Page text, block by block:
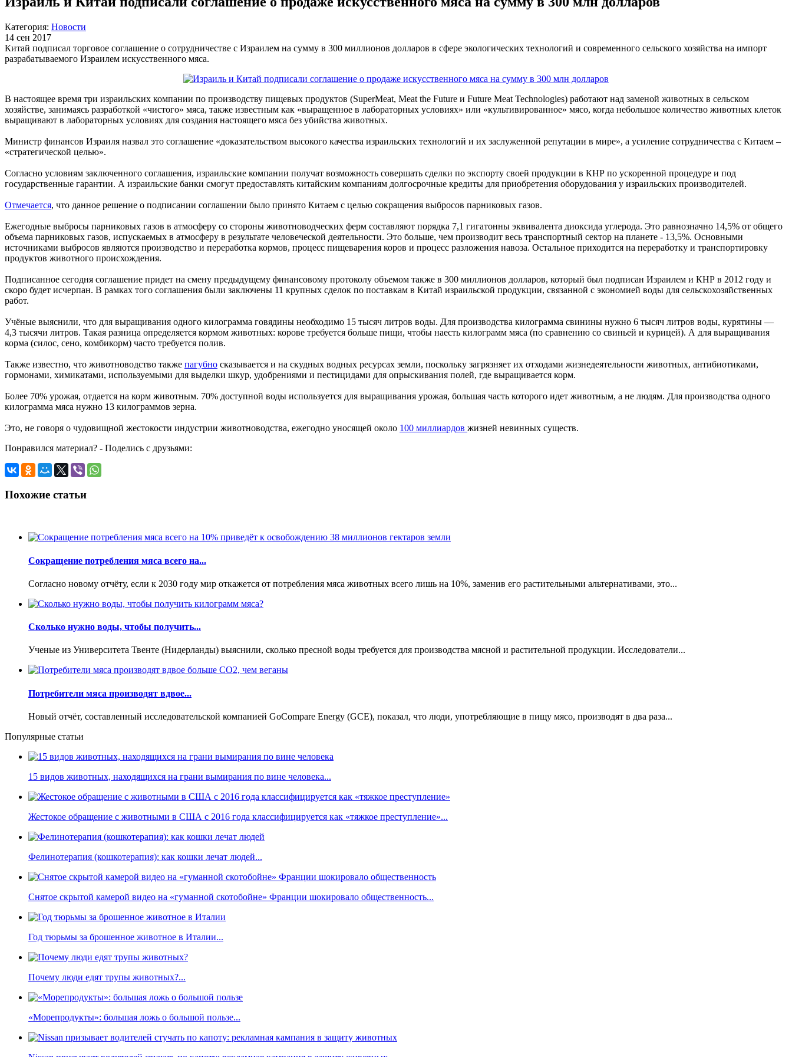
Категория: Новости
14 сен 2017
Китай подписал торговое соглашение о сотрудничестве с Израилем на сумму в 300 миллионов долларов в сфере экологических технологий и современного сельского хозяйства на импорт
разрабатываемого Израилем искусственного мяса.
В настоящее время три израильских компании по производству пищевых продуктов (SuperMeat, Meat the Future и Future Meat Technologies) работают над заменой животных в сельском
хозяйстве, занимаясь разработкой «чистого» мяса, также известным как «выращенное в лабораторных условиях» или «культивированное» мясо, когда небольшое количество животных клеток
выращивают в лабораторных условиях для создания настоящего мяса без убийства животных.
Министр финансов Израиля назвал это соглашение «доказательством высокого качества израильских технологий и их заслуженной репутации в мире», а усиление сотрудничества с Китаем –
«стратегической целью».
Согласно условиям заключенного соглашения, израильские компании получат возможность совершать сделки по экспорту своей продукции в КНР по ускоренной процедуре и под
государственные гарантии. А израильские банки смогут предоставлять китайским компаниям долгосрочные кредиты для приобретения оборудования у израильских производителей.
Отмечается, что данное решение о подписании соглашении было принято Китаем с целью сокращения выбросов парниковых газов.
Ежегодные выбросы парниковых газов в атмосферу со стороны животноводческих ферм составляют порядка 7,1 гигатонны эквивалента диоксида углерода. Это равнозначно 14,5% от общего
объема парниковых газов, испускаемых в атмосферу в результате человеческой деятельности. Это больше, чем производит весь транспортный сектор на планете - 13,5%. Основными
источниками выбросов являются производство и переработка кормов, процесс пищеварения коров и процесс разложения навоза. Остальное приходится на переработку и транспортировку
продуктов животного происхождения.
Подписанное сегодня соглашение придет на смену предыдущему финансовому протоколу объемом также в 300 миллионов долларов, который был подписан Израилем и КНР в 2012 году и
скоро будет исчерпан. В рамках того соглашения были заключены 11 крупных сделок по поставкам в Китай израильской продукции, связанной с экономией воды для сельскохозяйственных
работ.
Учёные выяснили, что для выращивания одного килограмма говядины необходимо 15 тысяч литров воды. Для производства килограмма свинины нужно 6 тысяч литров воды, курятины —
4,3 тысячи литров. Такая разница определяется кормом животных: корове требуется больше пищи, чтобы наесть килограмм мяса (по сравнению со свиньей и курицей). А для выращивания
корма (силос, сено, комбикорм) часто требуется полив.
Также известно, что животноводство также пагубно сказывается и на скудных водных ресурсах земли, поскольку загрязняет их отходами жизнедеятельности животных, антибиотиками,
гормонами, химикатами, используемыми для выделки шкур, удобрениями и пестицидами для опрыскивания полей, где выращивается корм.
Более 70% урожая, отдается на корм животным. 70% доступной воды используется для выращивания урожая, большая часть которого идет животным, а не людям. Для производства одного
килограмма мяса нужно 13 килограммов зерна.
Это, не говоря о чудовищной жестокости индустрии животноводства, ежегодно уносящей около 100 миллиардов жизней невинных существ.
Понравился материал? - Поделись с друзьями:
Похожие статьи
Сокращение потребления мяса всего на...
Согласно новому отчёту, если к 2030 году мир откажется от потребления мяса животных всего лишь на 10%, заменив его растительными альтернативами, это...
Сколько нужно воды, чтобы получить...
Ученые из Университета Твенте (Нидерланды) выяснили, сколько пресной воды требуется для производства мясной и растительной продукции. Исследователи...
Потребители мяса производят вдвое...
Новый отчёт, составленный исследовательской компанией GoCompare Energy (GCE), показал, что люди, употребляющие в пищу мясо, производят в два раза...
Популярные статьи
15 видов животных, находящихся на грани вымирания по вине человека...
Жестокое обращение с животными в США с 2016 года классифицируется как «тяжкое преступление»...
Фелинотерапия (кошкотерапия): как кошки лечат людей...
Снятое скрытой камерой видео на «гуманной скотобойне» Франции шокировало общественность...
Год тюрьмы за брошенное животное в Италии...
Почему люди едят трупы животных?...
«Морепродукты»: большая ложь о большой пользе...